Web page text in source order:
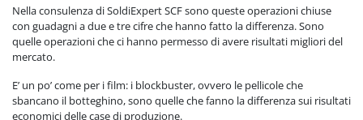
Nella consulenza di SoldiExpert SCF sono queste operazioni chiuse
con guadagni a due e tre cifre che hanno fatto la differenza. Sono
quelle operazioni che ci hanno permesso di avere risultati migliori del
mercato.
E’ un po’ come per i film: i blockbuster, ovvero le pellicole che
sbancano il botteghino, sono quelle che fanno la differenza sui risultati
economici delle case di produzione.